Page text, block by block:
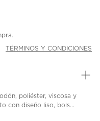
TÉRMINOS Y CONDICIONES
poliéster, viscosa y
con diseño liso, bols...